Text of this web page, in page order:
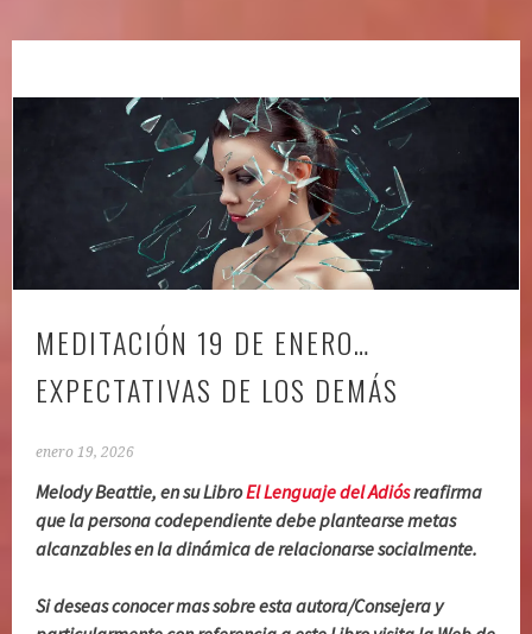
MEDITACIÓN 19 DE ENERO…
EXPECTATIVAS DE LOS DEMÁS
enero 19, 2026
Melody Beattie, en su LibroEl Lenguaje del Adiósreafirma
que la persona codependiente debe plantearse metas
alcanzables en la dinámica de relacionarse socialmente.
Si deseas conocer mas sobre esta autora/Consejera y